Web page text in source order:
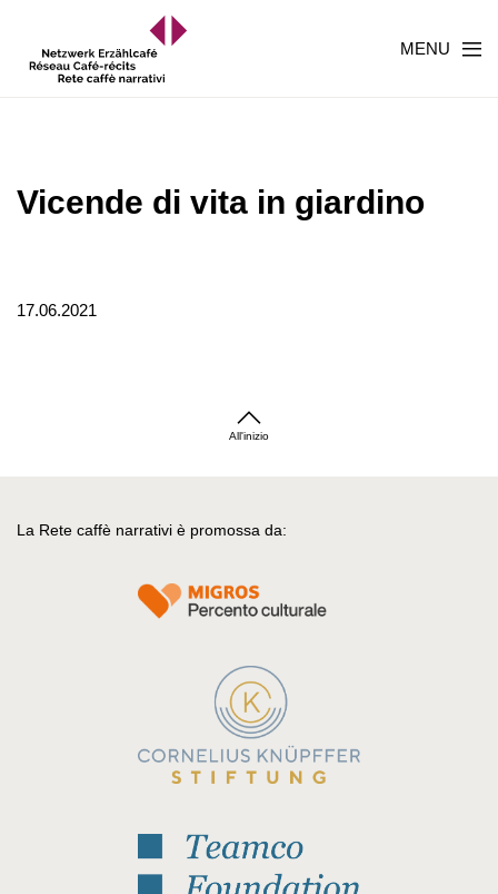
MENU
Vicende di vita in giardino
17.06.2021
All'inizio
La Rete caffè narrativi è promossa da: